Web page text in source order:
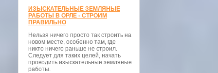
ИЗЫСКАТЕЛЬНЫЕ ЗЕМЛЯНЫЕ
РАБОТЫ В ОРЛЕ - СТРОИМ
ПРАВИЛЬНО
Нельзя ничего просто так строить на
новом месте, особенно там, где
никто ничего раньше не строил.
Следует для таких целей, начать
проводить изыскательные земляные
работы.